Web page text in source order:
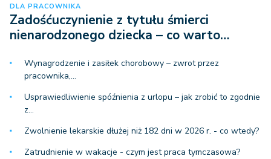
DLA PRACOWNIKA
Zadośćuczynienie z tytułu śmierci
nienarodzonego dziecka – co warto…
Wynagrodzenie i zasiłek chorobowy – zwrot przez
pracownika,…
Usprawiedliwienie spóźnienia z urlopu – jak zrobić to zgodnie
z…
Zwolnienie lekarskie dłużej niż 182 dni w 2026 r. - co wtedy?
Zatrudnienie w wakacje - czym jest praca tymczasowa?